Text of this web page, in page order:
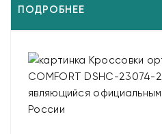
ПОДРОБНЕЕ